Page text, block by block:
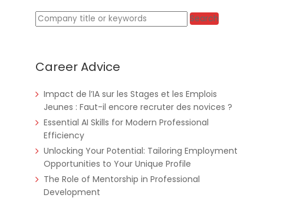
Tanzania Educate! Full Time
Keywords Search
Career Advice
Impact de l’IA sur les Stages et les Emplois
Jeunes : Faut-il encore recruter des novices ?
Essential AI Skills for Modern Professional
Efficiency
Unlocking Your Potential: Tailoring Employment
Opportunities to Your Unique Profile
The Role of Mentorship in Professional
Development